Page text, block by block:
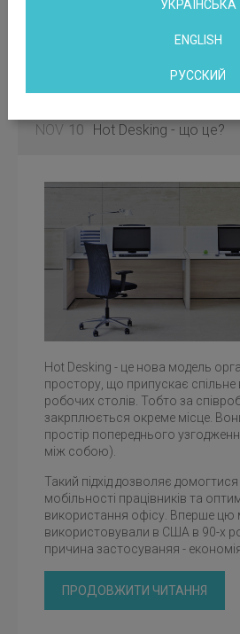
NOV 10 Hot Desking - що це?
Hot Desking - це нова модель
простору, що припускає
робочих столів. Тобто за
закрплюється окреме місце.
простір попереднього
між собою).
Такий підхід дозволяє
мобільності працівників та
використання офісу. Вперше цю
використовували в США в 90-х
причина застосуваняя -
ПРОДОВЖИТИ ЧИТАННЯ
УКРАЇНСЬКА
ENGLISH
РУССКИЙ